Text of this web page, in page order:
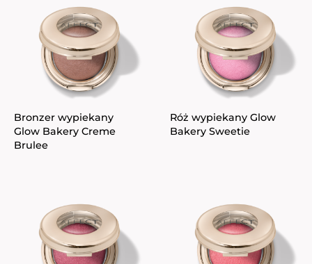
Bronzer wypiekany
Glow Bakery Creme
Brulee
Róż wypiekany Glow
Bakery Sweetie